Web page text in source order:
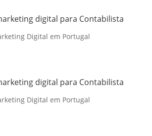
digital para Contabilista
Digital em Portugal
digital para Contabilista
Digital em Portugal